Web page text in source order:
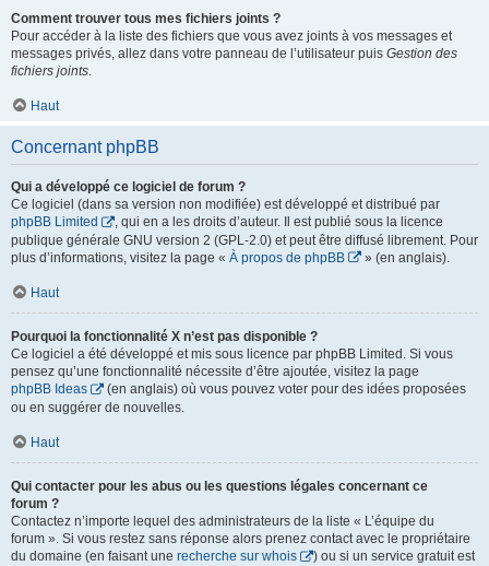
Comment trouver tous mes fichiers joints ?
Pour accéder à la liste des fichiers que vous avez joints à vos messages et
messages privés, allez dans votre panneau de l’utilisateur puis Gestion des
fichiers joints.
Haut
Concernant phpBB
Qui a développé ce logiciel de forum ?
Ce logiciel (dans sa version non modifiée) est développé et distribué par
phpBB Limited
, qui en a les droits d’auteur. Il est publié sous la licence
publique générale GNU version 2 (GPL-2.0) et peut être diffusé librement. Pour
plus d’informations, visitez la page « À propos de phpBB » (en anglais).
Haut
Pourquoi la fonctionnalité X n’est pas disponible ?
Ce logiciel a été développé et mis sous licence par phpBB Limited. Si vous
pensez qu’une fonctionnalité nécessite d’être ajoutée, visitez la page
phpBB Ideas
(en anglais) où vous pouvez voter pour des idées proposées
ou en suggérer de nouvelles.
Haut
Qui contacter pour les abus ou les questions légales concernant ce
forum ?
Contactez n’importe lequel des administrateurs de la liste « L’équipe du
forum ». Si vous restez sans réponse alors prenez contact avec le propriétaire
du domaine (en faisant une recherche sur whois
) ou si un service gratuit est